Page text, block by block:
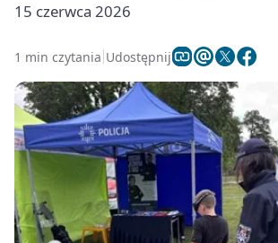
15 czerwca 2026
1 min czytania Udostępnij